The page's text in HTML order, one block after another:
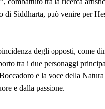
combattuto tra la ricerca
Siddharta, può venire per
degli opposti, come
tra i due personaggi
è la voce della
e dalla passione.